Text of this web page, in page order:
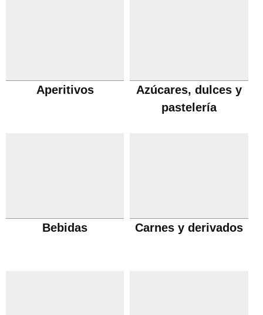
Aperitivos
Azúcares, dulces y
pastelería
Bebidas Carnes y derivados